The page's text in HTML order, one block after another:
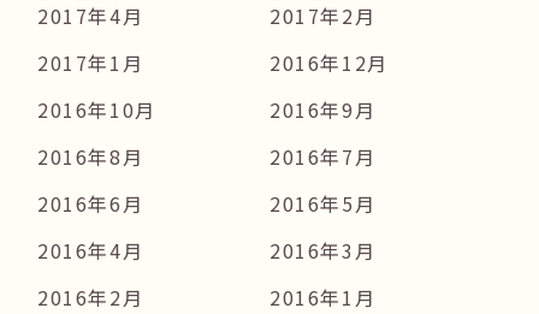
2017年4月
2017年2月
2017年1月
2016年12月
2016年10月
2016年9月
2016年8月
2016年7月
2016年6月
2016年5月
2016年4月
2016年3月
2016年2月
2016年1月